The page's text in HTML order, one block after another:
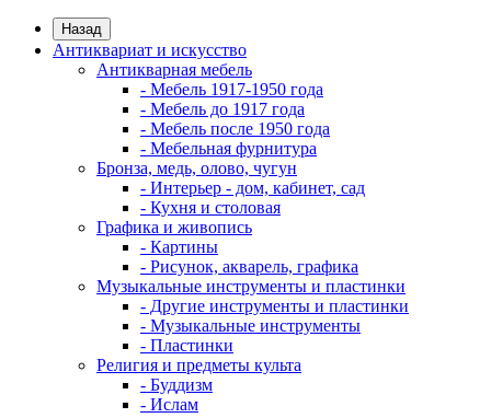
Назад
Антиквариат и искусство
Антикварная мебель
- Мебель 1917-1950 года
- Мебель до 1917 года
- Мебель после 1950 года
- Мебельная фурнитура
Бронза, медь, олово, чугун
- Интерьер - дом, кабинет, сад
- Кухня и столовая
Графика и живопись
- Картины
- Рисунок, акварель, графика
Музыкальные инструменты и пластинки
- Другие инструменты и пластинки
- Музыкальные инструменты
- Пластинки
Религия и предметы культа
- Буддизм
- Ислам